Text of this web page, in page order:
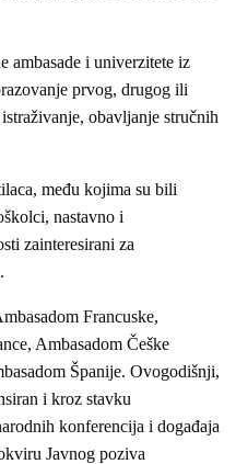
ambasade i univerzitete iz
prvog, drugog ili
obavljanje stručnih
među kojima su bili
nastavno i
zainteresirani za
Francuske,
Ambasadom Češke
Španije. Ovogodišnji,
i kroz stavku
konferencija i događaja
Javnog poziva